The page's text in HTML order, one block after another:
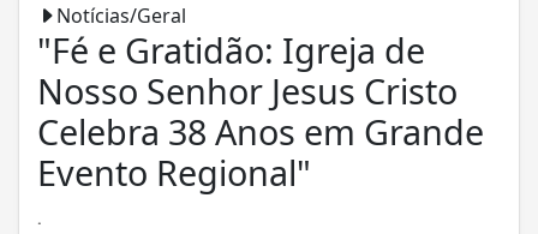
Notícias/Geral
"Fé e Gratidão: Igreja de
Nosso Senhor Jesus Cristo
Celebra 38 Anos em Grande
Evento Regional"
.